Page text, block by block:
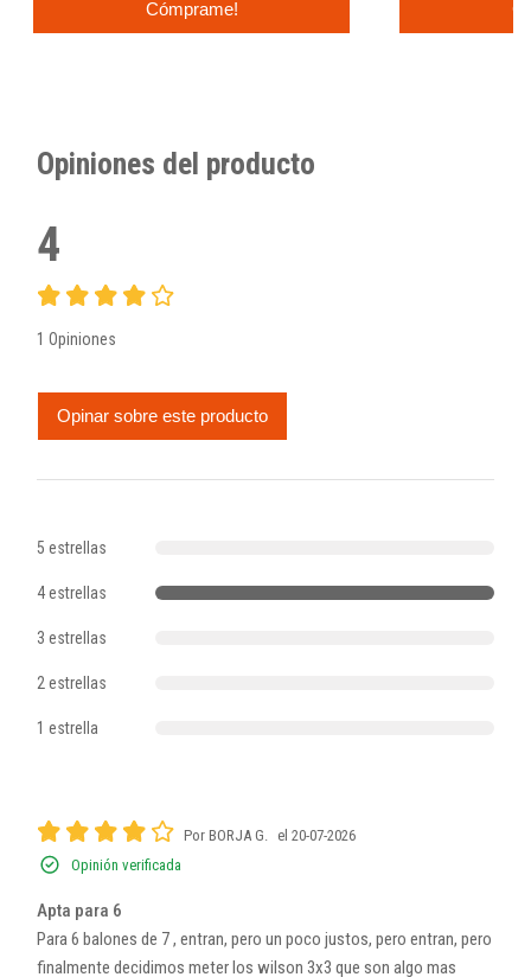
Cómprame!
Opiniones del producto
4
1 Opiniones
Opinar sobre este producto
5 estrellas
4 estrellas
3 estrellas
2 estrellas
1 estrella
Por BORJA G. el 20-07-2026
Opinión verificada
Apta para 6
Para 6 balones de 7 , entran, pero un poco justos, pero entran, pero
finalmente decidimos meter los wilson 3x3 que son algo mas